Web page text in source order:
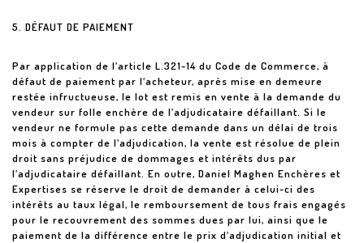
5. DÉFAUT DE PAIEMENT
Par application de l’article L.321-14 du Code de Commerce, à
défaut de paiement par l’acheteur, après mise en demeure
restée infructueuse, le lot est remis en vente à la demande du
vendeur sur folle enchère de l’adjudicataire défaillant. Si le
vendeur ne formule pas cette demande dans un délai de trois
mois à compter de l’adjudication, la vente est résolue de plein
droit sans préjudice de dommages et intérêts dus par
l’adjudicataire défaillant. En outre, Daniel Maghen Enchères et
Expertises se réserve le droit de demander à celui-ci des
intérêts au taux légal, le remboursement de tous frais engagés
pour le recouvrement des sommes dues par lui, ainsi que le
paiement de la différence entre le prix d’adjudication initial et